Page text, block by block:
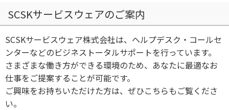
SCSKサービスウェアのご案内
SCSKサービスウェア株式会社は、ヘルプデスク・コールセ
ンターなどのビジネストータルサポートを行っています。
さまざまな働き方ができる環境のため、あなたに最適なお
仕事をご提案することが可能です。
ご興味をお持ちいただけた方は、ぜひこちらもご覧くださ
い。